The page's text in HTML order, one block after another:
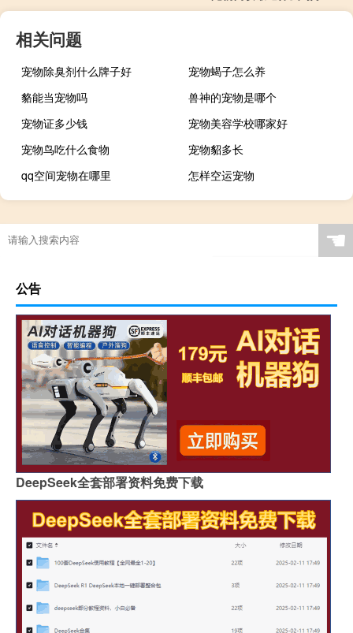
相关问题
宠物除臭剂什么牌子好
宠物蝎子怎么养
貉能当宠物吗
兽神的宠物是哪个
宠物证多少钱
宠物美容学校哪家好
宠物鸟吃什么食物
宠物貂多长
qq空间宠物在哪里
怎样空运宠物
☚
公告
DeepSeek全套部署资料免费下载